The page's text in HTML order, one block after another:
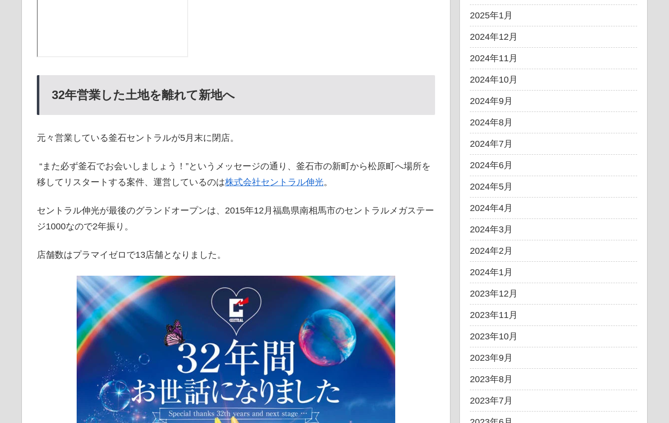
32年営業した土地を離れて新地へ
元々営業している釜石セントラルが5月末に閉店。
“また必ず釜石でお会いしましょう！”というメッセージの通り、釜石市の新町から松原町へ場所を
移してリスタートする案件、運営しているのは株式会社セントラル伸光。
セントラル伸光が最後のグランドオープンは、2015年12月福島県南相馬市のセントラルメガステー
ジ1000なので2年振り。
店舗数はプラマイゼロで13店舗となりました。
2025年1月
2024年12月
2024年11月
2024年10月
2024年9月
2024年8月
2024年7月
2024年6月
2024年5月
2024年4月
2024年3月
2024年2月
2024年1月
2023年12月
2023年11月
2023年10月
2023年9月
2023年8月
2023年7月